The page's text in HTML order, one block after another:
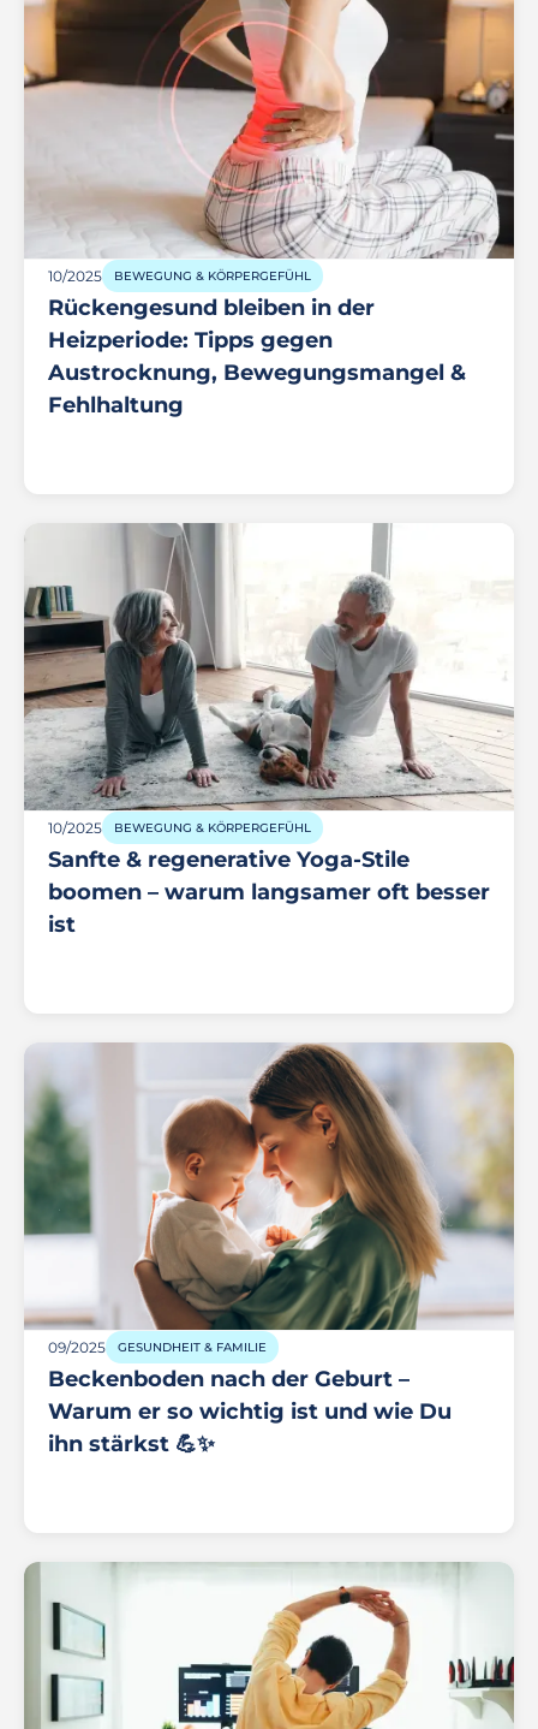
10/2025 BEWEGUNG & KÖRPERGEFÜHL
Rückengesund bleiben in der
Heizperiode: Tipps gegen
Austrocknung, Bewegungsmangel &
Fehlhaltung
10/2025 BEWEGUNG & KÖRPERGEFÜHL
Sanfte & regenerative Yoga-Stile
boomen – warum langsamer oft besser
ist
09/2025 GESUNDHEIT & FAMILIE
Beckenboden nach der Geburt –
Warum er so wichtig ist und wie Du
ihn stärkst 💪✨